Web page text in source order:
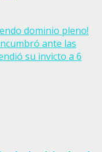
dominio pleno!
ante las
su invicto a 6